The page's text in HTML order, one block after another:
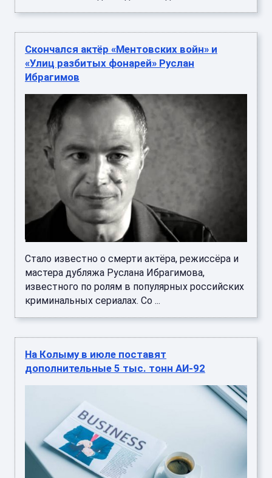
Скончался актёр «Ментовских войн» и
«Улиц разбитых фонарей» Руслан
Ибрагимов
Стало известно о смерти актёра, режиссёра и
мастера дубляжа Руслана Ибрагимова,
известного по ролям в популярных российских
криминальных сериалах. Со ...
На Колыму в июле поставят
дополнительные 5 тыс. тонн АИ-92